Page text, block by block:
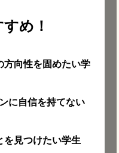
め！
方向性を固めたい学
に自信を持てない
を見つけたい学生